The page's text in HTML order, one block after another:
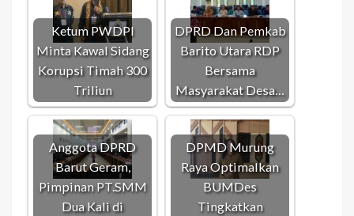
Ketum PWDPI
Minta Kawal Sidang
Korupsi Timah 300
Triliun
DPRD Dan Pemkab
Barito Utara RDP
Bersama
Masyarakat Desa…
Anggota DPRD
Barut Geram,
Pimpinan PT.SMM
Dua Kali di
DPMD Murung
Raya Optimalkan
BUMDes
Tingkatkan